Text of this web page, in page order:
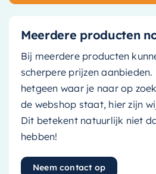
Meerdere producten
Bij meerdere producten
scherpere prijzen
hetgeen waar je naar op
de webshop staat, hier zijn
Dit betekent natuurlijk niet
hebben!
Neem contact op